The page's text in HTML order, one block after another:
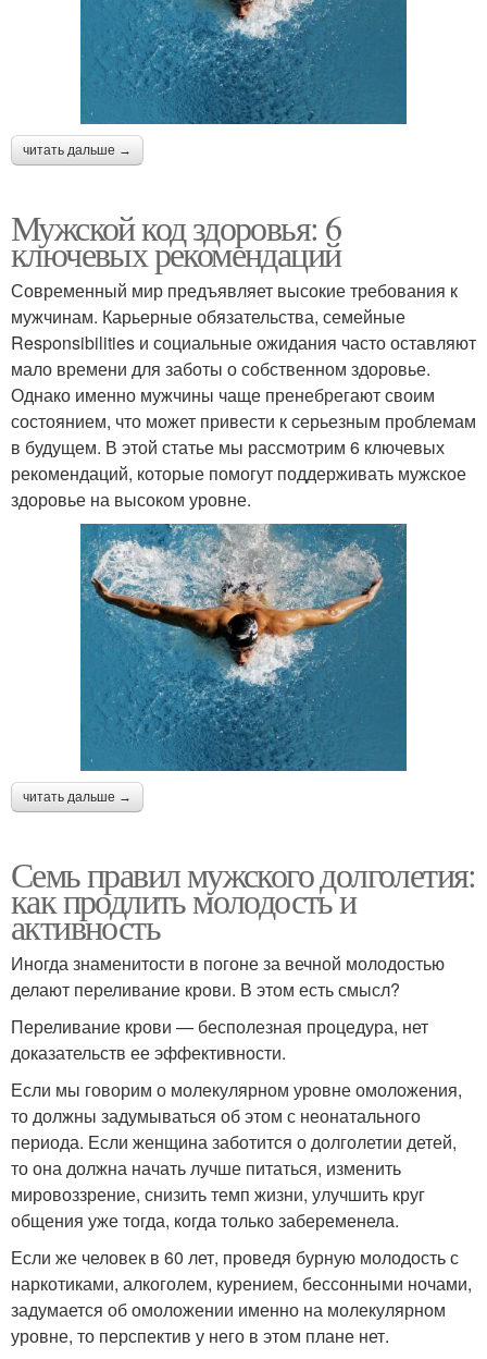
читать дальше →
Мужской код здоровья: 6
ключевых рекомендаций
Современный мир предъявляет высокие требования к
мужчинам. Карьерные обязательства, семейные
Responsibilities и социальные ожидания часто оставляют
мало времени для заботы о собственном здоровье.
Однако именно мужчины чаще пренебрегают своим
состоянием, что может привести к серьезным проблемам
в будущем. В этой статье мы рассмотрим 6 ключевых
рекомендаций, которые помогут поддерживать мужское
здоровье на высоком уровне.
читать дальше →
Семь правил мужского долголетия:
как продлить молодость и
активность
Иногда знаменитости в погоне за вечной молодостью
делают переливание крови. В этом есть смысл?
Переливание крови — бесполезная процедура, нет
доказательств ее эффективности.
Если мы говорим о молекулярном уровне омоложения,
то должны задумываться об этом с неонатального
периода. Если женщина заботится о долголетии детей,
то она должна начать лучше питаться, изменить
мировоззрение, снизить темп жизни, улучшить круг
общения уже тогда, когда только забеременела.
Если же человек в 60 лет, проведя бурную молодость с
наркотиками, алкоголем, курением, бессонными ночами,
задумается об омоложении именно на молекулярном
уровне, то перспектив у него в этом плане нет.